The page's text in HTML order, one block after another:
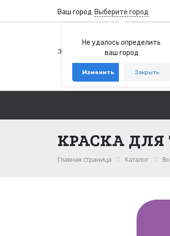
Не удалось определить
ваш город
Изменить Закрыть
Ваш город Выберите город
+7 (800) 100-76-77
Звонок бесплатный по России
+7 (931) 978-88-88
telegram whatsapp
КРАСКА ДЛЯ
Главная страница Каталог